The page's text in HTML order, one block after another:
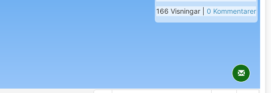
166 Visningar | 0 Kommentarer